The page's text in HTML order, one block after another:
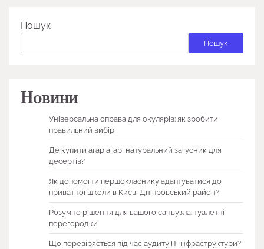
Пошук
Пошук
Новини
Універсальна оправа для окулярів: як зробити
правильний вибір
Де купити агар агар, натуральний загусник для
десертів?
Як допомогти першокласнику адаптуватися до
приватної школи в Києві Дніпровський район?
Розумне рішення для вашого санвузла: туалетні
перегородки
Що перевіряється під час аудиту ІТ інфраструктури?